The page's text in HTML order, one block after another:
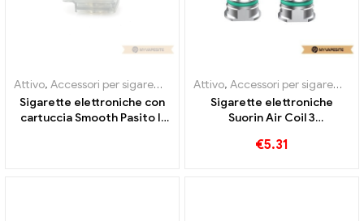
Attivo, Accessori per sigarette elettroniche ,Evaporatore
Sigarette elettroniche con
cartuccia Smooth Pasito II
Attivo, Accessori per sigarette elettroniche
Sigarette elettroniche
Suorin Air Coil 3
Personalizzato
€5.31